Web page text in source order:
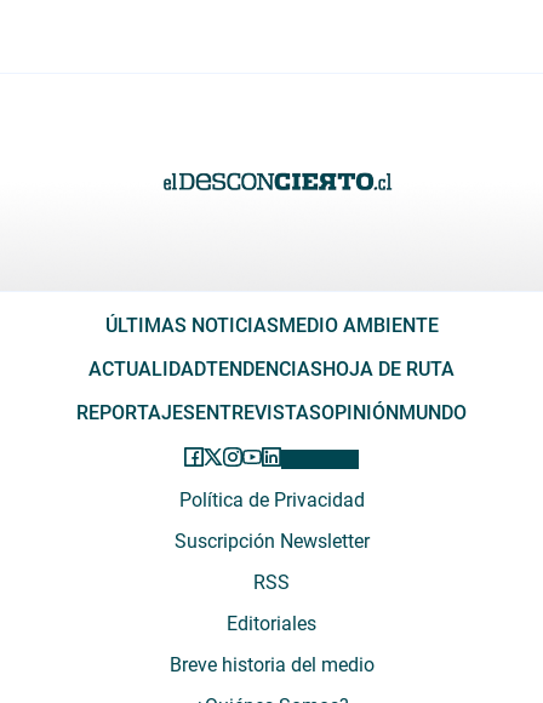
ÚLTIMAS NOTICIASMEDIO AMBIENTE
ACTUALIDADTENDENCIASHOJA DE RUTA
REPORTAJESENTREVISTASOPINIÓNMUNDO
Política de Privacidad
Suscripción Newsletter
RSS
Editoriales
Breve historia del medio